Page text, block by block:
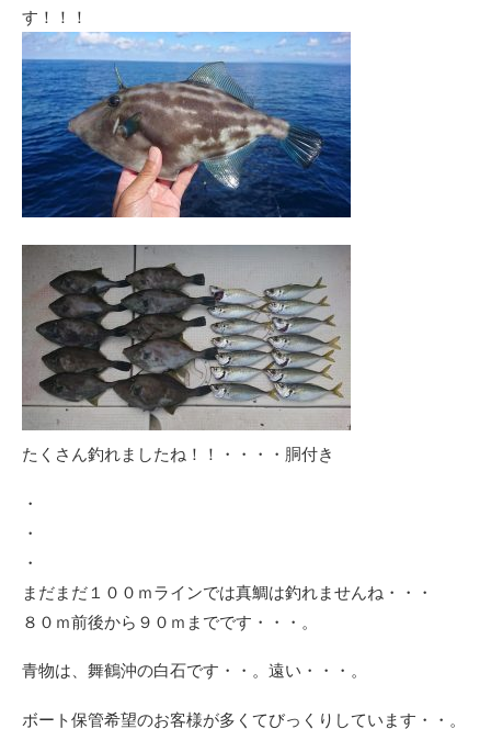
す！！！
たくさん釣れましたね！！・・・・胴付き
・
・
・
まだまだ１００ｍラインでは真鯛は釣れませんね・・・
８０ｍ前後から９０ｍまでです・・・。
青物は、舞鶴沖の白石です・・。遠い・・・。
ボート保管希望のお客様が多くてびっくりしています・・。